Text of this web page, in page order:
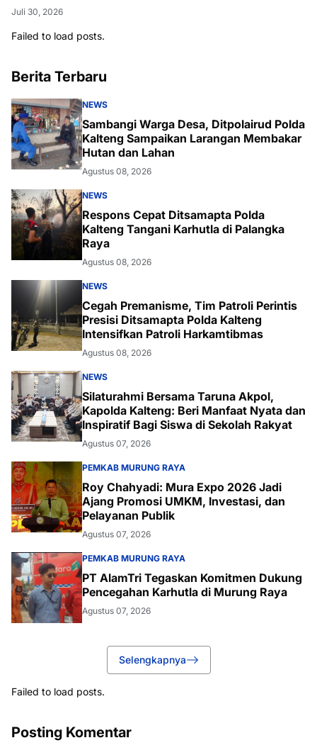
Juli 30, 2026
Failed to load posts.
Berita Terbaru
NEWS
Sambangi Warga Desa, Ditpolairud Polda
Kalteng Sampaikan Larangan Membakar
Hutan dan Lahan
Agustus 08, 2026
NEWS
Respons Cepat Ditsamapta Polda
Kalteng Tangani Karhutla di Palangka
Raya
Agustus 08, 2026
NEWS
Cegah Premanisme, Tim Patroli Perintis
Presisi Ditsamapta Polda Kalteng
Intensifkan Patroli Harkamtibmas
Agustus 08, 2026
NEWS
Silaturahmi Bersama Taruna Akpol,
Kapolda Kalteng: Beri Manfaat Nyata dan
Inspiratif Bagi Siswa di Sekolah Rakyat
Agustus 07, 2026
PEMKAB MURUNG RAYA
Roy Chahyadi: Mura Expo 2026 Jadi
Ajang Promosi UMKM, Investasi, dan
Pelayanan Publik
Agustus 07, 2026
PEMKAB MURUNG RAYA
PT AlamTri Tegaskan Komitmen Dukung
Pencegahan Karhutla di Murung Raya
Agustus 07, 2026
Selengkapnya
Failed to load posts.
Posting Komentar